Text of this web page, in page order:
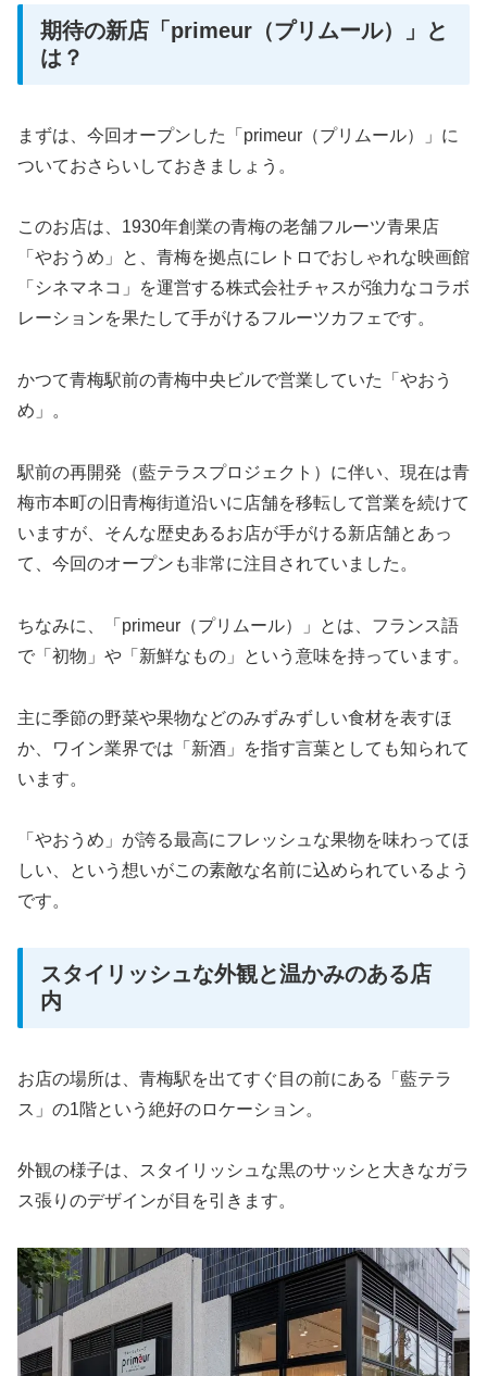
期待の新店「primeur（プリムール）」と
は？
まずは、今回オープンした「primeur（プリムール）」に
ついておさらいしておきましょう。
このお店は、1930年創業の青梅の老舗フルーツ青果店
「やおうめ」と、青梅を拠点にレトロでおしゃれな映画館
「シネマネコ」を運営する株式会社チャスが強力なコラボ
レーションを果たして手がけるフルーツカフェです。
かつて青梅駅前の青梅中央ビルで営業していた「やおう
め」。
駅前の再開発（藍テラスプロジェクト）に伴い、現在は青
梅市本町の旧青梅街道沿いに店舗を移転して営業を続けて
いますが、そんな歴史あるお店が手がける新店舗とあっ
て、今回のオープンも非常に注目されていました。
ちなみに、「primeur（プリムール）」とは、フランス語
で「初物」や「新鮮なもの」という意味を持っています。
主に季節の野菜や果物などのみずみずしい食材を表すほ
か、ワイン業界では「新酒」を指す言葉としても知られて
います。
「やおうめ」が誇る最高にフレッシュな果物を味わってほ
しい、という想いがこの素敵な名前に込められているよう
です。
スタイリッシュな外観と温かみのある店
内
お店の場所は、青梅駅を出てすぐ目の前にある「藍テラ
ス」の1階という絶好のロケーション。
外観の様子は、スタイリッシュな黒のサッシと大きなガラ
ス張りのデザインが目を引きます。